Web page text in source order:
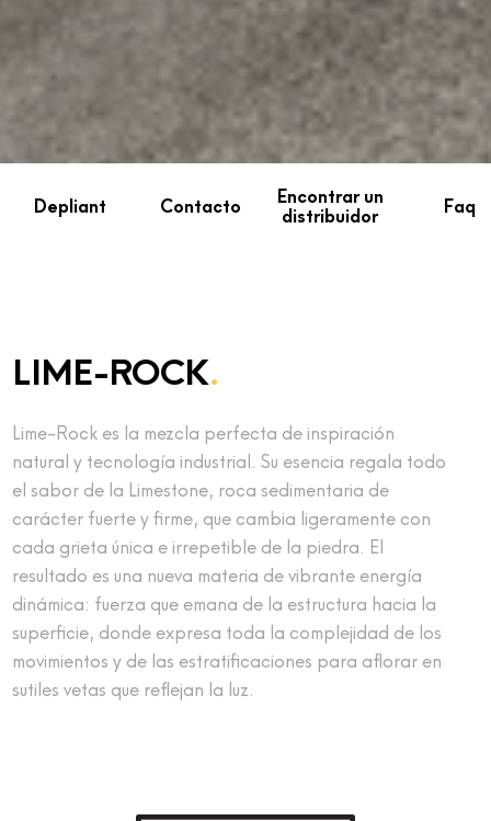
Depliant Contacto
Encontrar un
distribuidor
Faq
LIME-ROCK.
Lime-Rock es la mezcla perfecta de inspiración
natural y tecnología industrial. Su esencia regala todo
el sabor de la Limestone, roca sedimentaria de
carácter fuerte y firme, que cambia ligeramente con
cada grieta única e irrepetible de la piedra. El
resultado es una nueva materia de vibrante energía
dinámica: fuerza que emana de la estructura hacia la
superficie, donde expresa toda la complejidad de los
movimientos y de las estratificaciones para aflorar en
sutiles vetas que reflejan la luz.